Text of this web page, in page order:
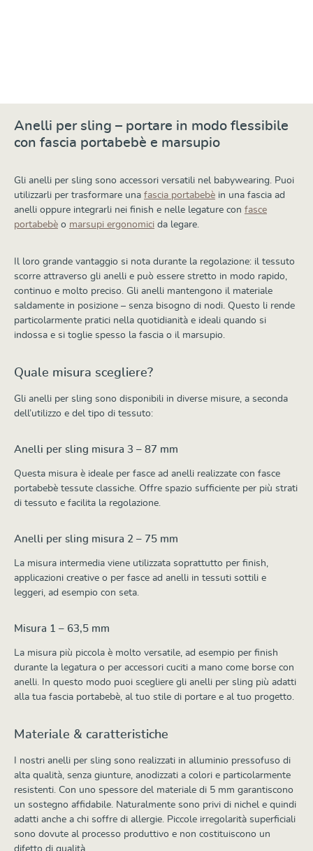
Anelli per sling – portare in modo flessibile
con fascia portabebè e marsupio
Gli anelli per sling sono accessori versatili nel babywearing. Puoi
utilizzarli per trasformare una fascia portabebè in una fascia ad
anelli oppure integrarli nei finish e nelle legature con fasce
portabebè o marsupi ergonomici da legare.
Il loro grande vantaggio si nota durante la regolazione: il tessuto
scorre attraverso gli anelli e può essere stretto in modo rapido,
continuo e molto preciso. Gli anelli mantengono il materiale
saldamente in posizione – senza bisogno di nodi. Questo li rende
particolarmente pratici nella quotidianità e ideali quando si
indossa e si toglie spesso la fascia o il marsupio.
Quale misura scegliere?
Gli anelli per sling sono disponibili in diverse misure, a seconda
dell’utilizzo e del tipo di tessuto:
Anelli per sling misura 3 – 87 mm
Questa misura è ideale per fasce ad anelli realizzate con fasce
portabebè tessute classiche. Offre spazio sufficiente per più strati
di tessuto e facilita la regolazione.
Anelli per sling misura 2 – 75 mm
La misura intermedia viene utilizzata soprattutto per finish,
applicazioni creative o per fasce ad anelli in tessuti sottili e
leggeri, ad esempio con seta.
Misura 1 – 63,5 mm
La misura più piccola è molto versatile, ad esempio per finish
durante la legatura o per accessori cuciti a mano come borse con
anelli. In questo modo puoi scegliere gli anelli per sling più adatti
alla tua fascia portabebè, al tuo stile di portare e al tuo progetto.
Materiale & caratteristiche
I nostri anelli per sling sono realizzati in alluminio pressofuso di
alta qualità, senza giunture, anodizzati a colori e particolarmente
resistenti. Con uno spessore del materiale di 5 mm garantiscono
un sostegno affidabile. Naturalmente sono privi di nichel e quindi
adatti anche a chi soffre di allergie. Piccole irregolarità superficiali
sono dovute al processo produttivo e non costituiscono un
difetto di qualità.